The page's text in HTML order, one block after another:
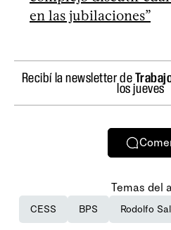
en las jubilaciones”
Recibí la newsletter de
los jueves
Temas del
CESS BPS Rodolfo